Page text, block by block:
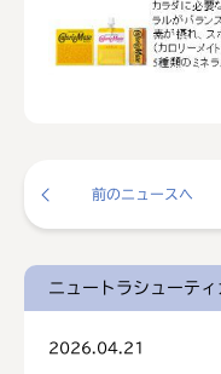
前のニュースへ
ニュートラシューテ
2026.04.21